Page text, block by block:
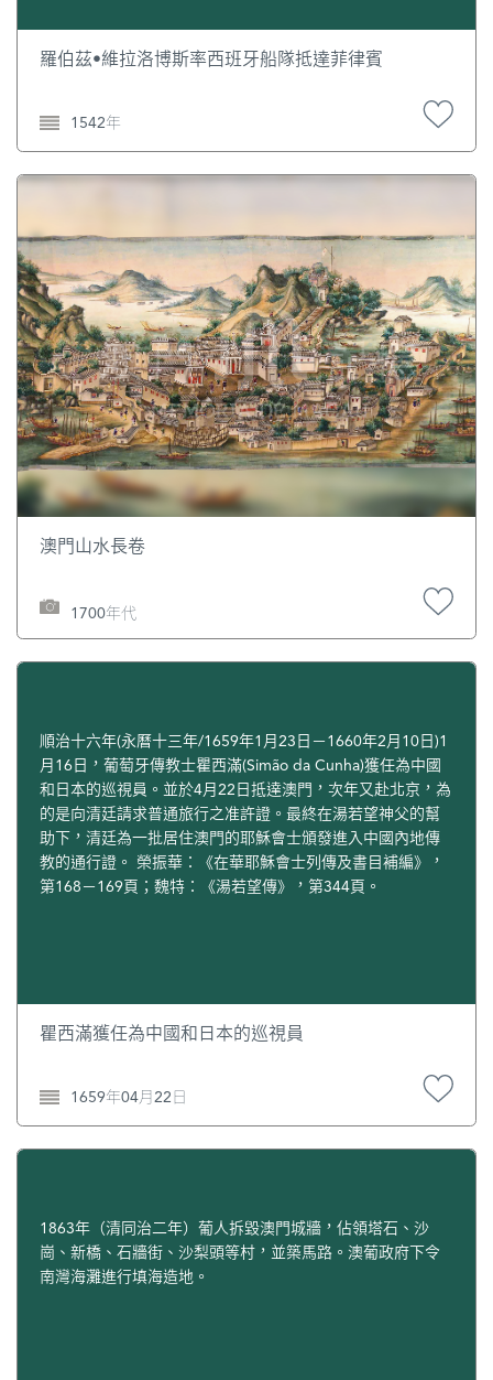
羅伯茲•維拉洛博斯率西班牙船隊抵達菲律賓
1542年
澳門山水長卷
1700年代
順治十六年(永曆十三年/1659年1月23日－1660年2月10日)1
月16日，葡萄牙傳教士瞿西滿(Simão da Cunha)獲任為中國
和日本的巡視員。並於4月22日抵達澳門，次年又赴北京，為
的是向清廷請求普通旅行之准許證。最終在湯若望神父的幫
助下，清廷為一批居住澳門的耶穌會士頒發進入中國內地傳
教的通行證。 榮振華：《在華耶穌會士列傳及書目補編》，
第168－169頁；魏特：《湯若望傳》，第344頁。
瞿西滿獲任為中國和日本的巡視員
1659年04月22日
1863年（清同治二年）葡人拆毀澳門城牆，佔領塔石、沙
崗、新橋、石牆街、沙梨頭等村，並築馬路。澳葡政府下令
南灣海灘進行填海造地。